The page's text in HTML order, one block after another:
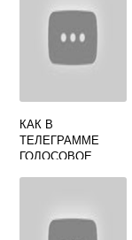
КАК В
ТЕЛЕГРАММЕ
ГОЛОСОВОЕ